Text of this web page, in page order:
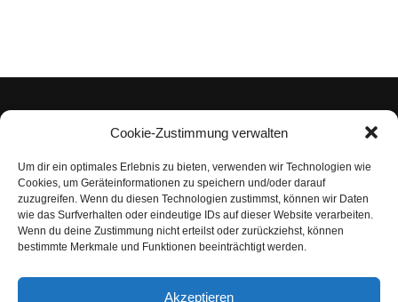
Cookie-Zustimmung verwalten
Um dir ein optimales Erlebnis zu bieten, verwenden wir Technologien wie
Cookies, um Geräteinformationen zu speichern und/oder darauf
zuzugreifen. Wenn du diesen Technologien zustimmst, können wir Daten
wie das Surfverhalten oder eindeutige IDs auf dieser Website verarbeiten.
Wenn du deine Zustimmung nicht erteilst oder zurückziehst, können
bestimmte Merkmale und Funktionen beeinträchtigt werden.
Akzeptieren
Impressum
Datenschutzerklärung
Nutzungsbedingungen | Haftungsausschluss